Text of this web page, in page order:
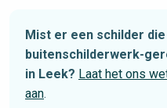
Mist er een schilder
buitenschilderwerk-
in Leek? Laat het ons
aan.